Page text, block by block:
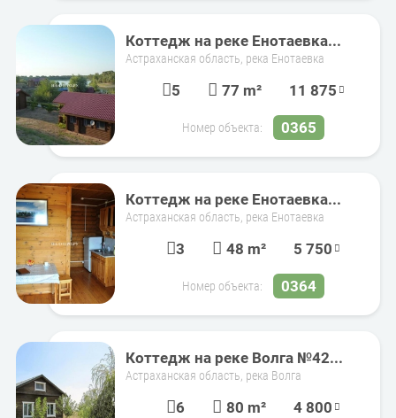
Коттедж на реке Енотаевка...
Астраханская область, река Енотаевка
5 77 m² 11 875
Номер объекта: 0365
Коттедж на реке Енотаевка...
Астраханская область, река Енотаевка
3 48 m² 5 750
Номер объекта: 0364
Коттедж на реке Волга №42...
Астраханская область, река Волга
6 80 m² 4 800